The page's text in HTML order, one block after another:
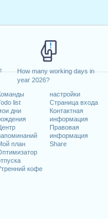
How many working days in
year 2026?
list
дни
план
кофе
настройки
Страница входа
Контактная
информация
Правовая
информация
Share